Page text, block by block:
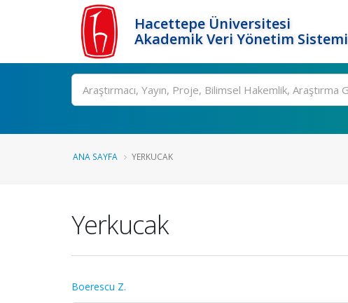
Hacettepe Üniversitesi
Akademik Veri Yönetim Sistemi
Ara
ANA SAYFA YERKUCAK
Yerkucak
Boerescu Z.